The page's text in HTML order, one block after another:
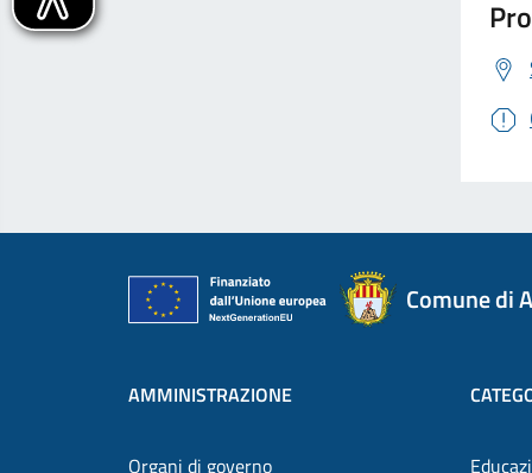
Comune di
AMMINISTRAZIONE
Organi di governo